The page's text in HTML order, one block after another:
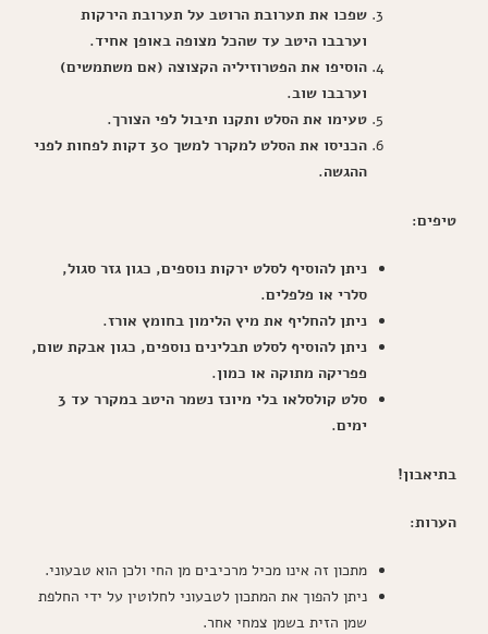
שפכו את תערובת הרוטב על תערובת הירקות
וערבבו היטב עד שהכל מצופה באופן אחיד.
הוסיפו את הפטרוזיליה הקצוצה (אם משתמשים)
וערבבו שוב.
טעימו את הסלט ותקנו תיבול לפי הצורך.
הכניסו את הסלט למקרר למשך 30 דקות לפחות לפני
ההגשה.
טיפים:
ניתן להוסיף לסלט ירקות נוספים, כגון גזר סגול,
סלרי או פלפלים.
ניתן להחליף את מיץ הלימון בחומץ אורז.
ניתן להוסיף לסלט תבלינים נוספים, כגון אבקת שום,
פפריקה מתוקה או כמון.
סלט קולסלאו בלי מיונז נשמר היטב במקרר עד 3
ימים.
בתיאבון!
הערות:
מתכון זה אינו מכיל מרכיבים מן החי ולכן הוא טבעוני.
ניתן להפוך את המתכון לטבעוני לחלוטין על ידי החלפת
שמן הזית בשמן צמחי אחר.